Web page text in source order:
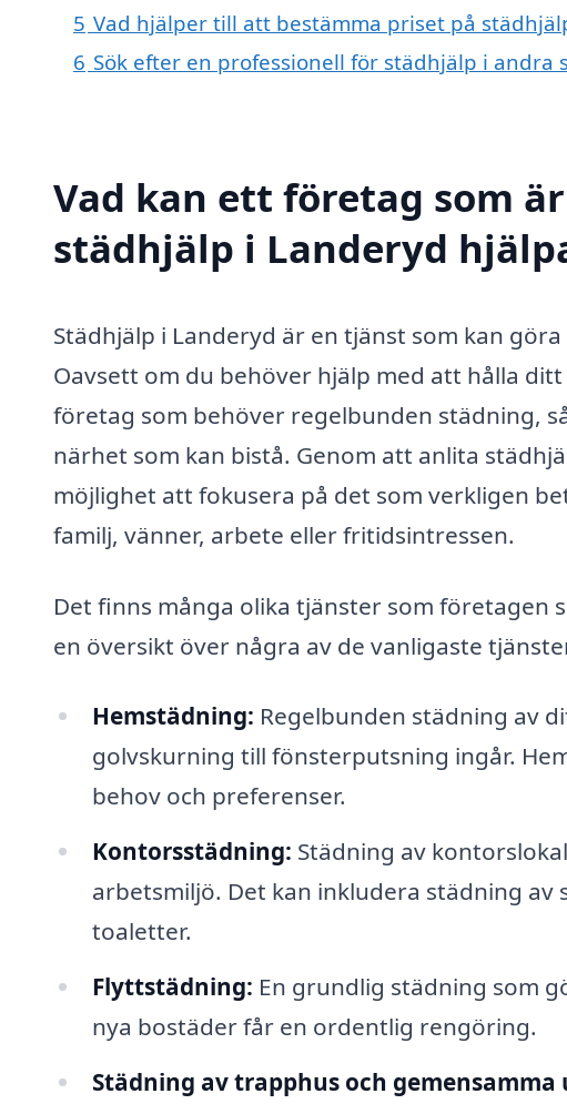
5 Vad hjälper till att bestämma priset på
6 Sök efter en professionell för städhjälp i andra
Vad kan ett företag som
städhjälp i Landeryd
Städhjälp i Landeryd är en tjänst som kan
Oavsett om du behöver hjälp med att hålla
företag som behöver regelbunden städning,
närhet som kan bistå. Genom att anlita
möjlighet att fokusera på det som verkligen
familj, vänner, arbete eller fritidsintressen.
Det finns många olika tjänster som företagen
en översikt över några av de vanligaste
Hemstädning: Regelbunden städning av
golvskurning till fönsterputsning ingår.
behov och preferenser.
Kontorsstädning: Städning av
arbetsmiljö. Det kan inkludera städning
toaletter.
Flyttstädning: En grundlig städning som
nya bostäder får en ordentlig rengöring.
Städning av trapphus och